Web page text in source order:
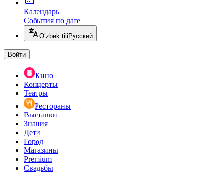
Календарь
События по дате
O’zbek tili Русский
Войти
Кино
Концерты
Театры
Рестораны
Выставки
Знания
Дети
Город
Магазины
Premium
Свадьбы